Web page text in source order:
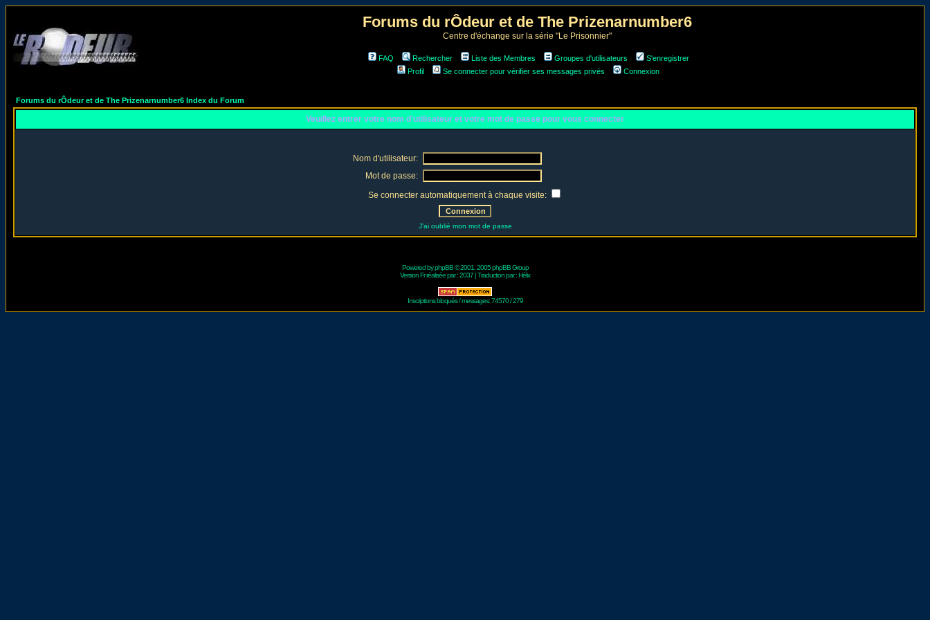
Forums du rÔdeur et de The Prizenarnumber6
Centre d'échange sur la série "Le Prisonnier"
FAQ Rechercher Liste des Membres Groupes d'utilisateurs
S'enregistrer
Profil
Se connecter pour vérifier ses messages privés Connexion
Forums du rÔdeur et de The Prizenarnumber6 Index du Forum
Veuillez entrer votre nom d'utilisateur et votre mot de passe pour vous connecter
Nom d'utilisateur:
Mot de passe:
Se connecter automatiquement à chaque visite:
J'ai oublié mon mot de passe
Powered byphpBB© 2001, 2005 phpBB Group
Version Fr réalisée par :2037 | Traduction par :Hélix
Inscriptions bloqués / messages: 74570 / 279